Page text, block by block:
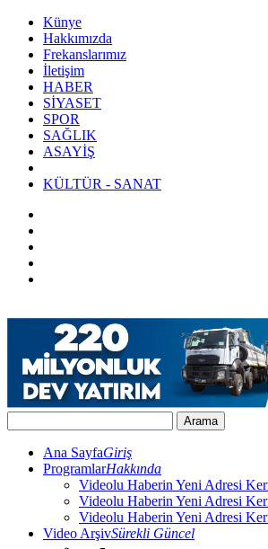
Künye
Hakkımızda
Frekanslarımız
İletişim
HABER
SİYASET
SPOR
SAĞLIK
ASAYİŞ
KÜLTÜR - SANAT
Ana SayfaGiriş
ProgramlarHakkında
Videolu Haberin Yeni Adresi
Videolu Haberin Yeni Adresi
Videolu Haberin Yeni Adresi
Video ArşivSürekli Güncel